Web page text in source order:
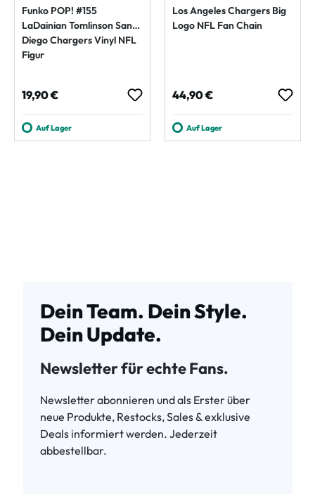
Funko POP! #155
LaDainian Tomlinson San
Diego Chargers Vinyl NFL
Figur
Regulärer Preis:
19,90 €
Auf Lager
Los Angeles Chargers Big
Logo NFL Fan Chain
Regulärer Preis:
44,90 €
Auf Lager
Dein Team. Dein Style.
Dein Update.
Newsletter für echte Fans.
Newsletter abonnieren und als Erster über
neue Produkte, Restocks, Sales & exklusive
Deals informiert werden. Jederzeit
abbestellbar.